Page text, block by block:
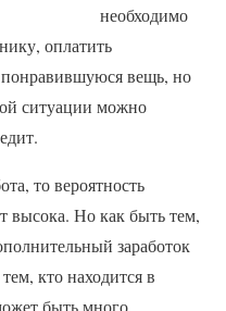
необходимо
оплатить
вещь, но
ситуации можно
то вероятность
высока. Но как быть тем,
заработок
кто находится в
быть много.